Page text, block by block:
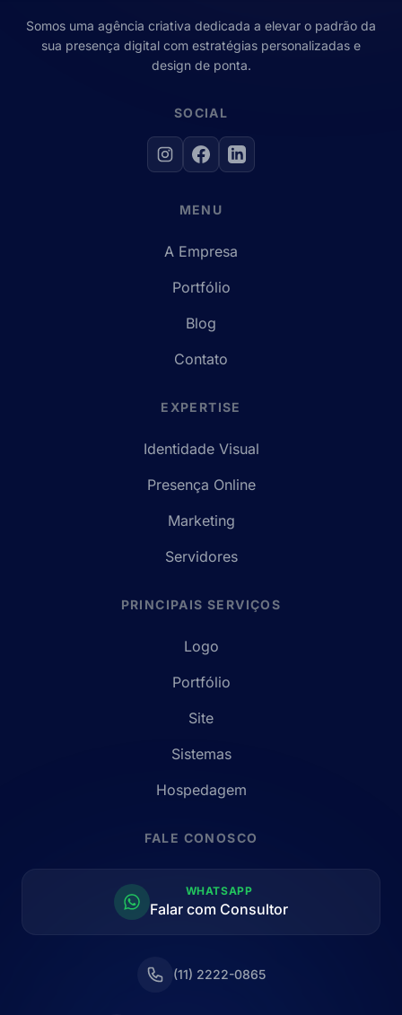
Somos uma agência criativa dedicada a elevar o padrão da
sua presença digital com estratégias personalizadas e
design de ponta.
SOCIAL
MENU
A Empresa
Portfólio
Blog
Contato
EXPERTISE
Identidade Visual
Presença Online
Marketing
Servidores
PRINCIPAIS SERVIÇOS
Logo
Portfólio
Site
Sistemas
Hospedagem
FALE CONOSCO
WHATSAPP
Falar com Consultor
(11) 2222-0865